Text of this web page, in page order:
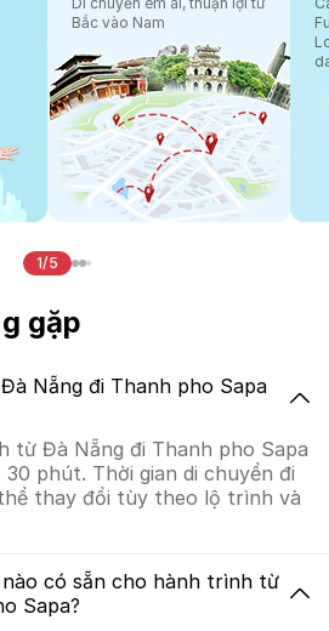
Bắc vào Nam
1/5
gặp
Nẵng đi Thanh pho Sapa
từ Đà Nẵng đi Thanh pho Sapa
30 phút. Thời gian di chuyển đi
thay đổi tùy theo lộ trình và
có sẵn cho hành trình từ
Sapa?